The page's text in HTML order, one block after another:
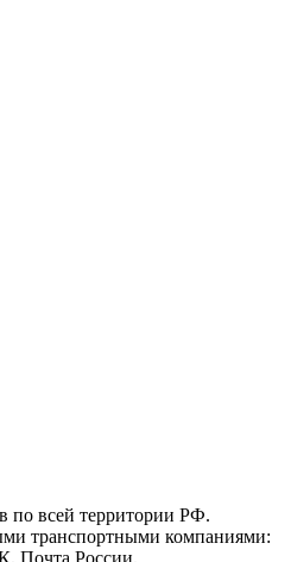
по всей территории РФ.
транспортными компаниями:
Почта России.